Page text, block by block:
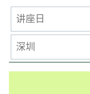
讲座日
深圳